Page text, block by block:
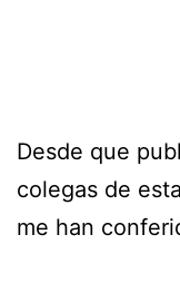
Desde que
colegas de
me han